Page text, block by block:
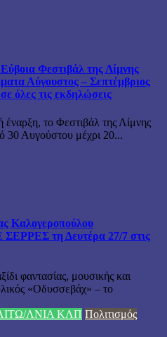
Φεστιβάλ της Λίμνης
Αύγουστος – Σεπτέμβριος
όλες τις εκδηλώσεις
έναρξη, το Φεστιβάλ της Λίμνης
30 Αυγούστου μέχρι 20...
Καλογεροπούλου
τη Δευτέρα 27/7 στις
μουσικής και
«Οδυσσεβάχ» – το
ΛΝΙΑ ΚΛΠ Πολιτισμός